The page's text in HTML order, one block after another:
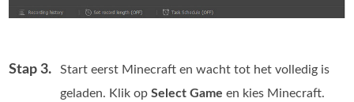
Stap 3.
Start eerst Minecraft en wacht tot het volledig is
geladen. Klik opSelect Game en kies Minecraft.